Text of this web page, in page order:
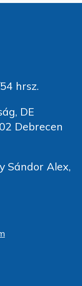
hrsz.
DE
Debrecen
Sándor Alex,